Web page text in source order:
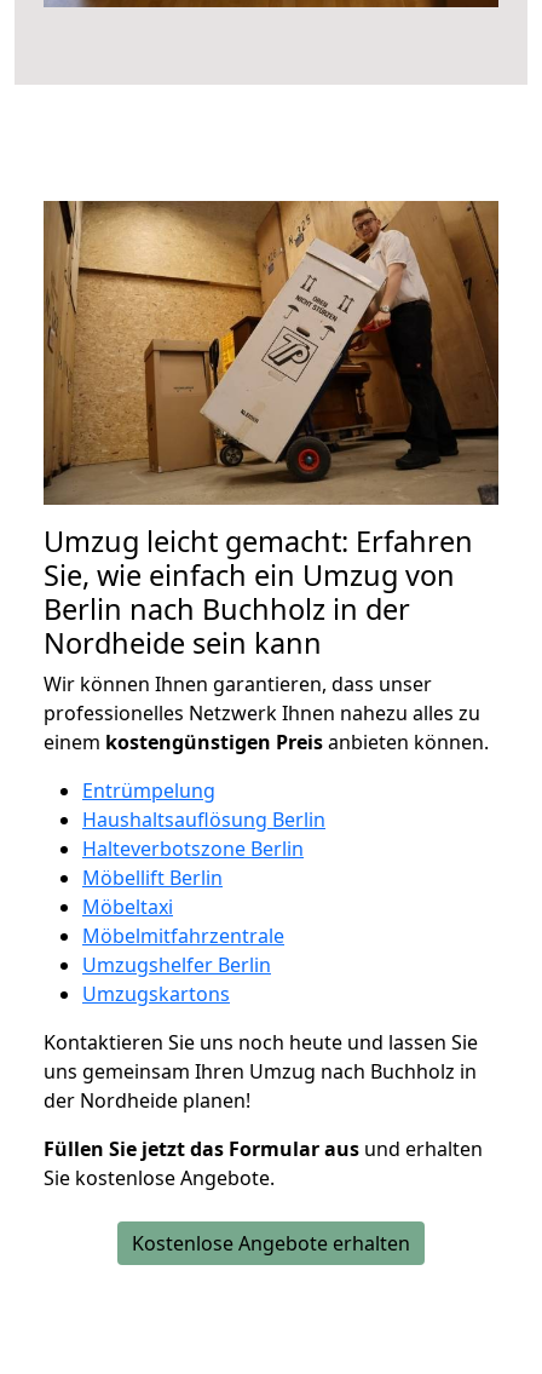
Umzug leicht gemacht: Erfahren
Sie, wie einfach ein Umzug von
Berlin nach Buchholz in der
Nordheide sein kann
Wir können Ihnen garantieren, dass unser
professionelles Netzwerk Ihnen nahezu alles zu
einem kostengünstigen Preisanbieten können.
Entrümpelung
Haushaltsauflösung Berlin
Halteverbotszone Berlin
Möbellift Berlin
Möbeltaxi
Möbelmitfahrzentrale
Umzugshelfer Berlin
Umzugskartons
Kontaktieren Sie uns noch heute und lassen Sie
uns gemeinsam Ihren Umzug nach Buchholz in
der Nordheide planen!
Füllen Sie jetzt das Formular aus und erhalten
Sie kostenlose Angebote.
Kostenlose Angebote erhalten